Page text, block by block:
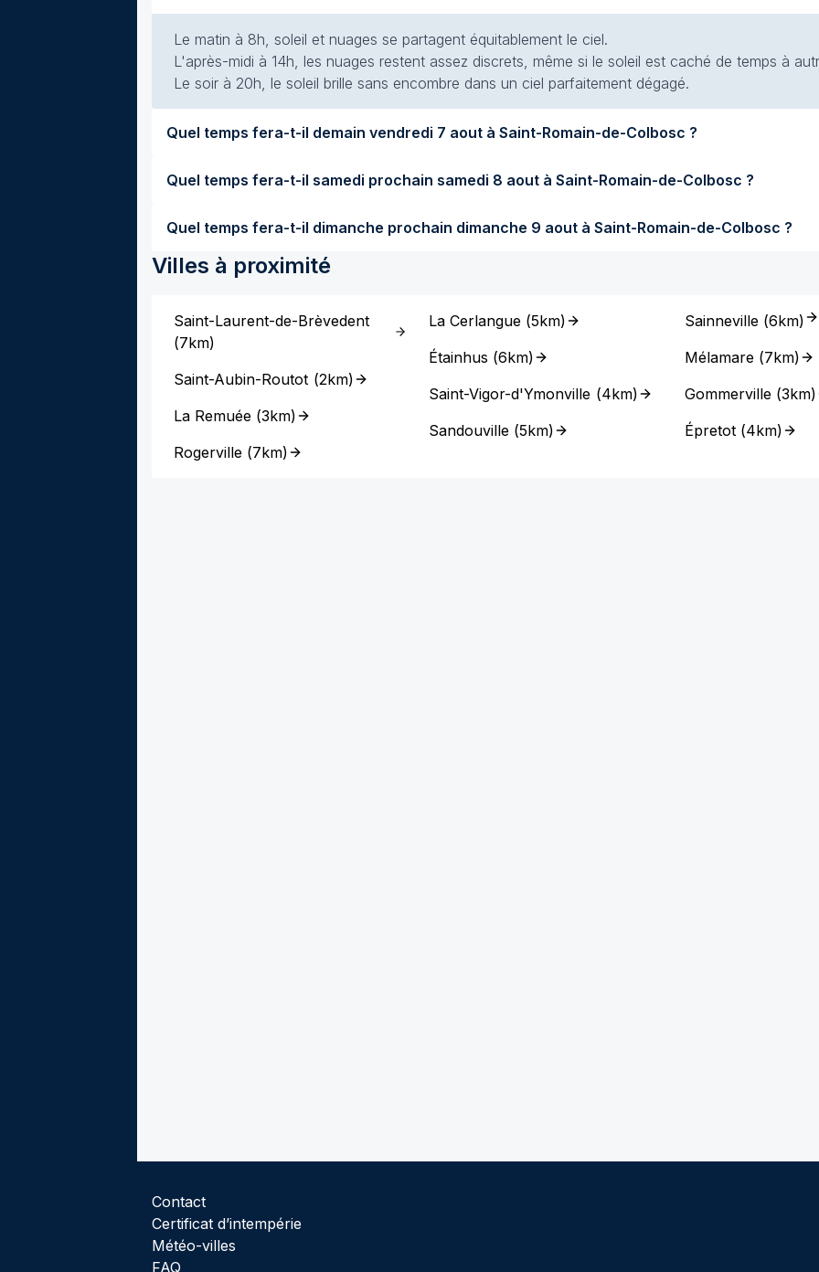
Le matin à 8h, soleil et nuages se partagent équitablement le ciel.
L'après-midi à 14h, les nuages restent assez discrets, même si le soleil est caché de temps à
Le soir à 20h, le soleil brille sans encombre dans un ciel parfaitement dégagé.
Quel temps fera-t-il demain vendredi 7 aout à Saint-Romain-de-Colbosc ?
Quel temps fera-t-il samedi prochain samedi 8 aout à Saint-Romain-de-Colbosc ?
Quel temps fera-t-il dimanche prochain dimanche 9 aout à Saint-Romain-de-Colbosc ?
Villes à proximité
Saint-Laurent-de-Brèvedent
(7km)
Saint-Aubin-Routot (2km)
La Remuée (3km)
Rogerville (7km)
La Cerlangue (5km)
Étainhus (6km)
Saint-Vigor-d'Ymonville (4km)
Sandouville (5km)
Sainneville(6km)
Mélamare(7km)
Gommerville(3km)
Épretot(4km)
Contact
Certificat d’intempérie
Météo-villes
FAQ